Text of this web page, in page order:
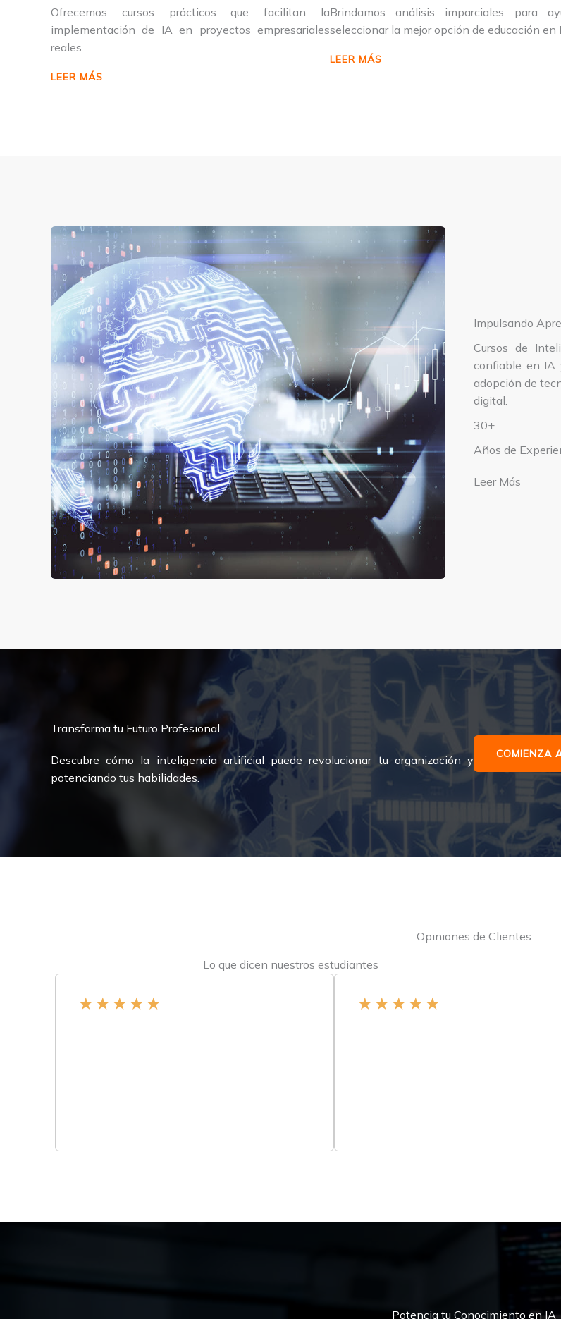
Ofrecemos cursos prácticos que facilitan la
implementación de IA en proyectos empresariales
reales.
LEER MÁS
Brindamos análisis imparciales para
seleccionar la mejor opción de educación en
LEER MÁS
Impulsando
Cursos de
confiable en IA
adopción de
digital.
30+
Años de
Leer Más
Transforma tu Futuro Profesional
Descubre cómo la inteligencia artificial puede revolucionar tu organización y
potenciando tus habilidades.
COMIENZA
Opiniones de Clientes
Lo que dicen nuestros estudiantes
★ ★ ★ ★ ★ ★ ★ ★ ★ ★
Potencia tu Conocimiento en IA